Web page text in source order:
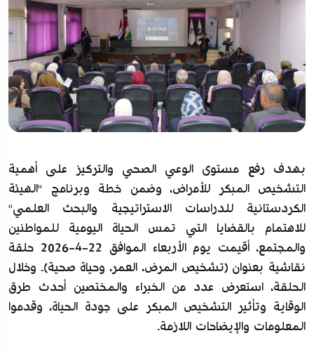
بهدف رفع مستوى الوعي الصحي والتركيز على أهمية
التشخيص المبكر للأمراض، وضمن خطة وبرنامج "الهيئة
الكردستانية للدراسات الاستراتيجية والبحث العلمي"
للاهتمام بالقضايا التي تمس الحياة اليومية للمواطنين
والمجتمع، أقيمت يوم الأربعاء الموافق 22-4-2026 حلقة
نقاشية بعنوان (تشخيص المرض، العمر، وحياة صحية). وخلال
الحلقة، استعرض عدد من الخبراء والمختصين أحدث طرق
الوقاية وتأثير التشخيص المبكر على جودة الحياة، وقدموا
المعلومات والإيضاحات اللازمة.